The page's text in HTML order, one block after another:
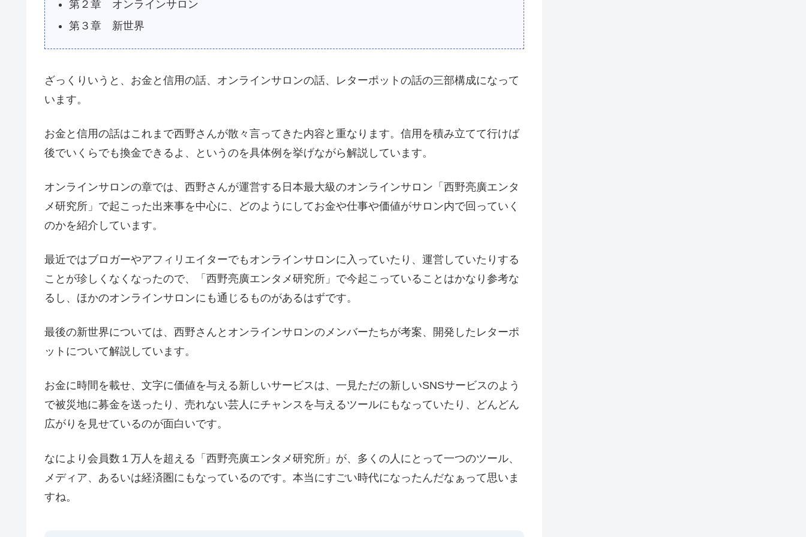
第２章 オンラインサロン
第３章 新世界
ざっくりいうと、お金と信用の話、オンラインサロンの話、レターポットの話の三部構成になって
います。
お金と信用の話はこれまで西野さんが散々言ってきた内容と重なります。信用を積み立てて行けば
後でいくらでも換金できるよ、というのを具体例を挙げながら解説しています。
オンラインサロンの章では、西野さんが運営する日本最大級のオンラインサロン「西野亮廣エンタ
メ研究所」で起こった出来事を中心に、どのようにしてお金や仕事や価値がサロン内で回っていく
のかを紹介しています。
最近ではブロガーやアフィリエイターでもオンラインサロンに入っていたり、運営していたりする
ことが珍しくなくなったので、「西野亮廣エンタメ研究所」で今起こっていることはかなり参考な
るし、ほかのオンラインサロンにも通じるものがあるはずです。
最後の新世界については、西野さんとオンラインサロンのメンバーたちが考案、開発したレターポ
ットについて解説しています。
お金に時間を載せ、文字に価値を与える新しいサービスは、一見ただの新しいSNSサービスのよう
で被災地に募金を送ったり、売れない芸人にチャンスを与えるツールにもなっていたり、どんどん
広がりを見せているのが面白いです。
なにより会員数１万人を超える「西野亮廣エンタメ研究所」が、多くの人にとって一つのツール、
メディア、あるいは経済圏にもなっているのです。本当にすごい時代になったんだなぁって思いま
すね。